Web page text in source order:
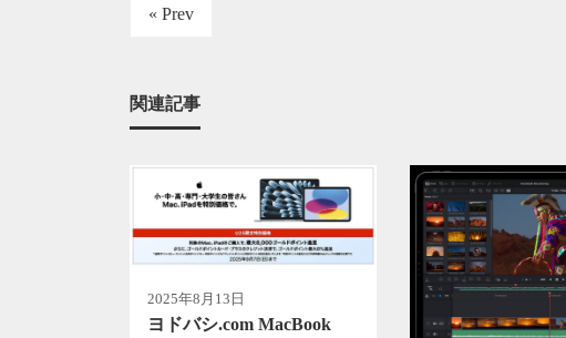
« Prev
関連記事
2025年8月13日
ヨドバシ.com MacBook